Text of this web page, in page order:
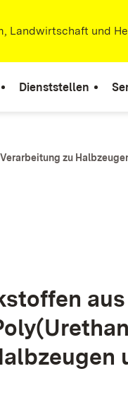
Landwirtschaft und
Dienststellen
zu
aus